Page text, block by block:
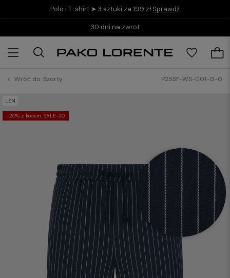
Polo i T-shirt ➤ 3 sztuki za 199 zł Sprawdź
30 dni na zwrot
Wróć do:Szorty P25SF-WS-001-G-0
LEN
-20% z kodem: SALE-20